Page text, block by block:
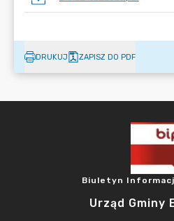
DRUKUJ ZAPISZ DO PDF
Biuletyn
Urząd Gminy